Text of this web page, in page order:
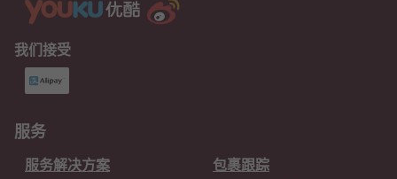
我们接受
服务
服务解决方案
包裹跟踪